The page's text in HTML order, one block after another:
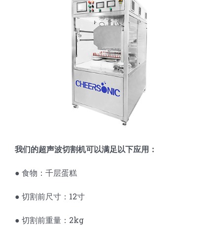
三角蛋糕切割机
我们的超声波切割机可以满足以下应用：
● 食物：千层蛋糕
● 切割前尺寸：12寸
● 切割前重量：2kg